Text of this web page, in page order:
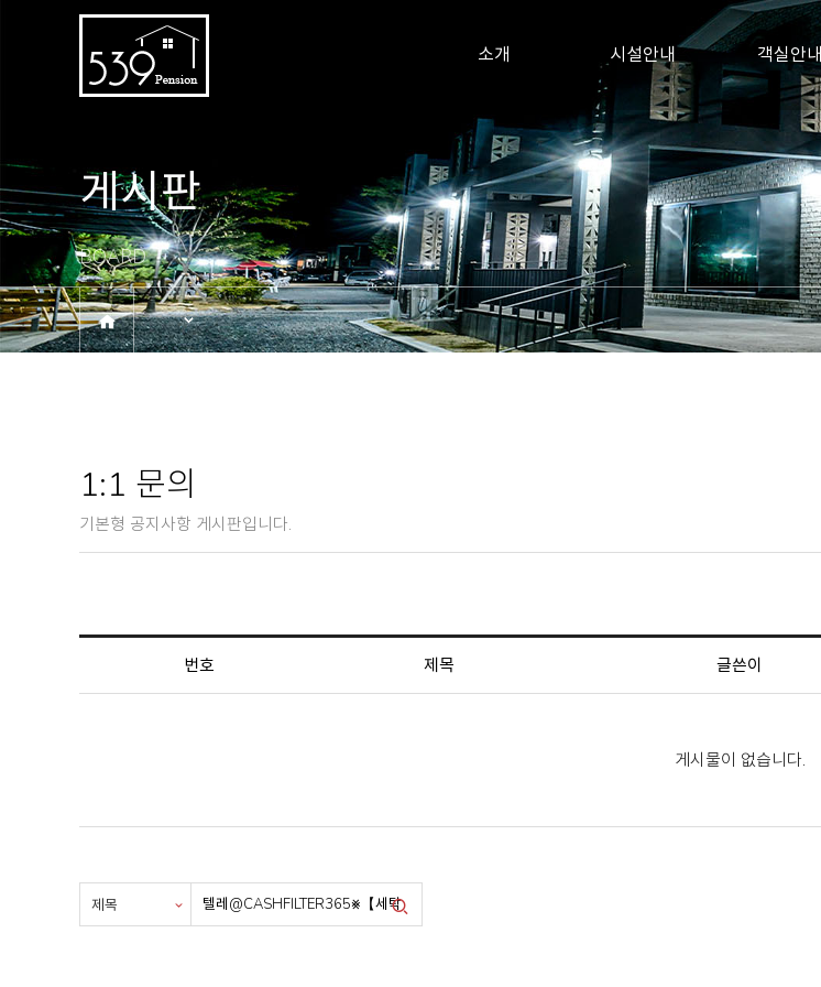
소개 시설안내 객실안내
게시판
BOARD
1:1 문의
기본형 공지사항 게시판입니다.
번호 제목 글쓴이
게시물이 없습니다.